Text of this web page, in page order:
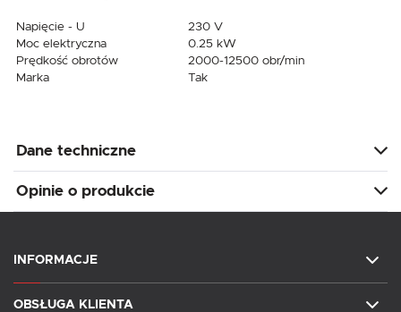
Napięcie - U
230 V
Moc elektryczna
0.25 kW
Prędkość obrotów
2000-12500 obr/min
Marka
Tak
Dane techniczne
Opinie o produkcie
INFORMACJE
OBSŁUGA KLIENTA